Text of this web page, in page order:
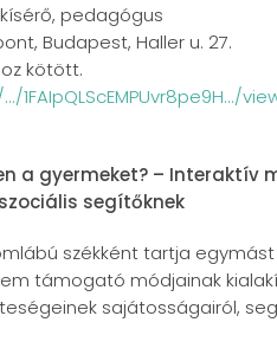
pedagógus
Budapest, Haller u. 27.
kötött.
a gyermeket? – Interaktív
segítőknek
székként tartja
támogató módjainak
sajátosságairól,